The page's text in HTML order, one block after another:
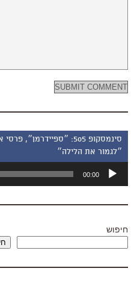
סינמסקופ 505:
״לגמור את הלילה״
אודיו
00:00
חיפוש